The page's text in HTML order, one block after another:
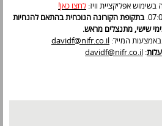
בשימוש אפליקציית וויז: לחצו כאן!
בתקופת הקורונה הנוכחית בהתאם להנחיות
שישי, מתנצלים מראש.
באמצעות המייל: davidf@nifr.co.il
:
davidf@nifr.co.il